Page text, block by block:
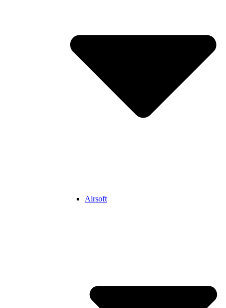
Airsoft